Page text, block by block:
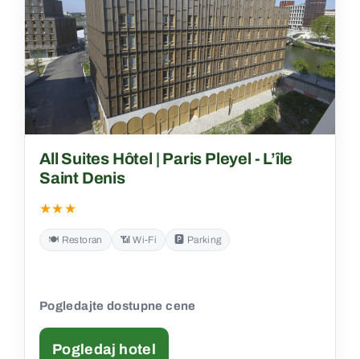
All Suites Hôtel | Paris Pleyel - L’île
Saint Denis
★★★
🍽️ Restoran 📶 Wi‑Fi 🅿️ Parking
Pogledajte dostupne cene
Pogledaj hotel